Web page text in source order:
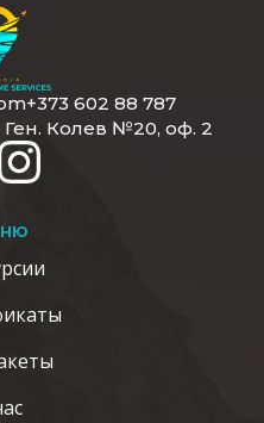
+373 602 88 787
Ген. Колев №20, оф. 2